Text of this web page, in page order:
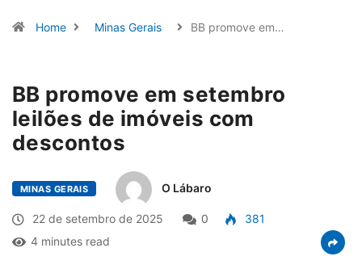
Home Minas Gerais BB promove em…
BB promove em setembro
leilões de imóveis com
descontos
MINAS GERAIS O Lábaro
22 de setembro de 2025 0
381
4 minutes read